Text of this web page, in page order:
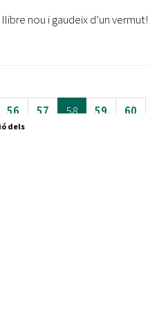
nou i gaudeix d’un vermut!
56 57 58 59
60
dels